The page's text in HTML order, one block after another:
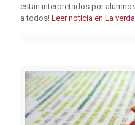
están interpretados por
a todos! Leer noticia en La